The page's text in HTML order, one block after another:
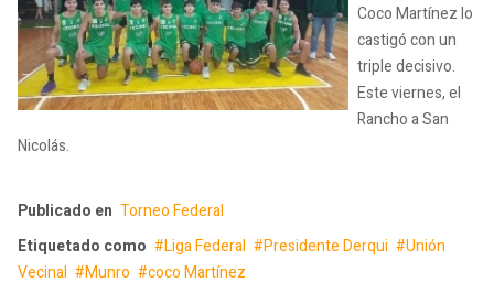
Coco Martínez lo
castigó con un
triple decisivo.
Este viernes, el
Rancho a San
Nicolás.
Publicado en Torneo Federal
Etiquetado como
Liga Federal Presidente Derqui
Unión
Vecinal
Munro coco Martínez